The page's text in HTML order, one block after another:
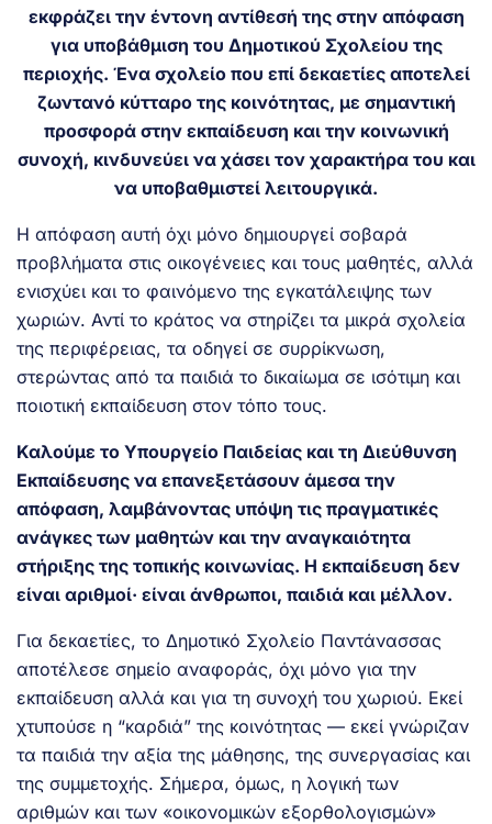
εκφράζει την έντονη αντίθεσή της στην απόφαση
για υποβάθμιση του Δημοτικού Σχολείου της
περιοχής. Ένα σχολείο που επί δεκαετίες αποτελεί
ζωντανό κύτταρο της κοινότητας, με σημαντική
προσφορά στην εκπαίδευση και την κοινωνική
συνοχή, κινδυνεύει να χάσει τον χαρακτήρα του και
να υποβαθμιστεί λειτουργικά.
Η απόφαση αυτή όχι μόνο δημιουργεί σοβαρά
προβλήματα στις οικογένειες και τους μαθητές, αλλά
ενισχύει και το φαινόμενο της εγκατάλειψης των
χωριών. Αντί το κράτος να στηρίζει τα μικρά σχολεία
της περιφέρειας, τα οδηγεί σε συρρίκνωση,
στερώντας από τα παιδιά το δικαίωμα σε ισότιμη και
ποιοτική εκπαίδευση στον τόπο τους.
Καλούμε το Υπουργείο Παιδείας και τη Διεύθυνση
Εκπαίδευσης να επανεξετάσουν άμεσα την
απόφαση, λαμβάνοντας υπόψη τις πραγματικές
ανάγκες των μαθητών και την αναγκαιότητα
στήριξης της τοπικής κοινωνίας. Η εκπαίδευση δεν
είναι αριθμοί· είναι άνθρωποι, παιδιά και μέλλον.
Για δεκαετίες, το Δημοτικό Σχολείο Παντάνασσας
αποτέλεσε σημείο αναφοράς, όχι μόνο για την
εκπαίδευση αλλά και για τη συνοχή του χωριού. Εκεί
χτυπούσε η “καρδιά” της κοινότητας — εκεί γνώριζαν
τα παιδιά την αξία της μάθησης, της συνεργασίας και
της συμμετοχής. Σήμερα, όμως, η λογική των
αριθμών και των «οικονομικών εξορθολογισμών»